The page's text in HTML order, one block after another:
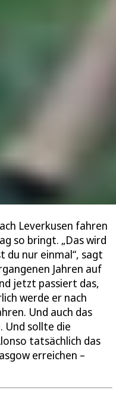
Leverkusen fahren
so bringt. „Das wird
du nur einmal“, sagt
Jahren auf
jetzt passiert das,
werde er nach
Und auch das
Und sollte die
tatsächlich das
erreichen –